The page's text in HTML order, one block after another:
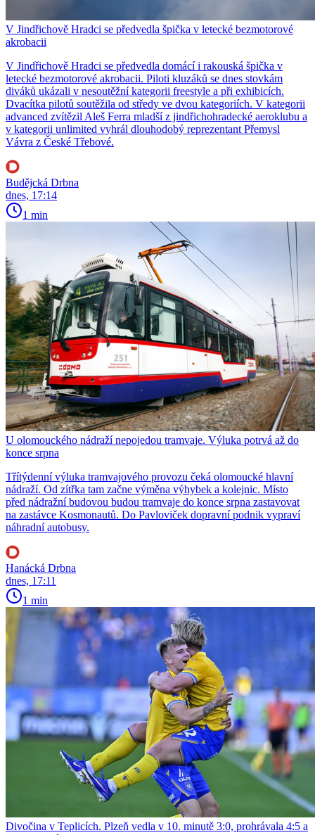
V Jindřichově Hradci se předvedla špička v letecké bezmotorové
akrobacii
V Jindřichově Hradci se předvedla domácí i rakouská špička v
letecké bezmotorové akrobacii. Piloti kluzáků se dnes stovkám
diváků ukázali v nesoutěžní kategorii freestyle a při exhibicích.
Dvacítka pilotů soutěžila od středy ve dvou kategoriích. V kategorii
advanced zvítězil Aleš Ferra mladší z jindřichohradecké aeroklubu a
v kategorii unlimited vyhrál dlouhodobý reprezentant Přemysl
Vávra z České Třebové.
Budějcká Drbna
dnes, 17:14
1 min
U olomouckého nádraží nepojedou tramvaje. Výluka potrvá až do
konce srpna
Třítýdenní výluka tramvajového provozu čeká olomoucké hlavní
nádraží. Od zítřka tam začne výměna výhybek a kolejnic. Místo
před nádražní budovou budou tramvaje do konce srpna zastavovat
na zastávce Kosmonautů. Do Pavloviček dopravní podnik vypraví
náhradní autobusy.
Hanácká Drbna
dnes, 17:11
1 min
Divočina v Teplicích. Plzeň vedla v 10. minutě 3:0, prohrávala 4:5 a